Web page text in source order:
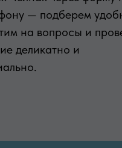
— подберем
на вопросы и
деликатно и